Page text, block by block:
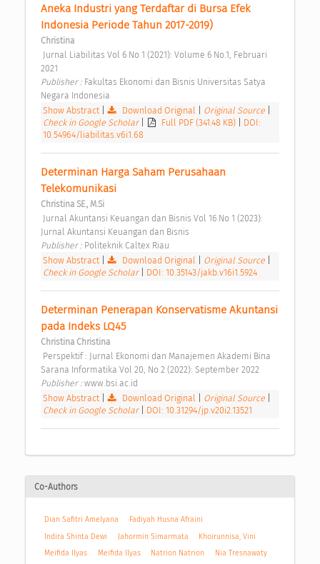
Aneka Industri yang Terdaftar di Bursa Efek
Indonesia Periode Tahun 2017-2019)
Christina
2021
Publisher : Fakultas Ekonomi dan Bisnis Universitas Satya
Negara Indonesia
Show Abstract| Download Original Original Source
Check in Google Scholar
Full PDF (341.48 KB)
DOI:
10.54964/liabilitas.v6i1.68
Determinan Harga Saham Perusahaan
Telekomunikasi
Christina SE., M.Si
Jurnal Akuntansi Keuangan dan Bisnis
Publisher : Politeknik Caltex Riau
Show Abstract| Download Original Original Source
Check in Google Scholar
DOI: 10.35143/jakb.v16i1.5924
Determinan Penerapan Konservatisme Akuntansi
pada Indeks LQ45
Christina Christina
Sarana Informatika Vol 20, No 2 (2022): September 2022
Publisher : www.bsi.ac.id
Show Abstract| Download Original Original Source
Check in Google Scholar
DOI: 10.31294/jp.v20i2.13521
Co-Authors
Dian Safitri Amelyana
Fadiyah Husna Afraini
Indira Shinta Dewi
Jahormin Simarmata
Khoirunnisa, Vini
Meifida Ilyas
Meifida Ilyas Natrion Natrion
Nia Tresnawaty